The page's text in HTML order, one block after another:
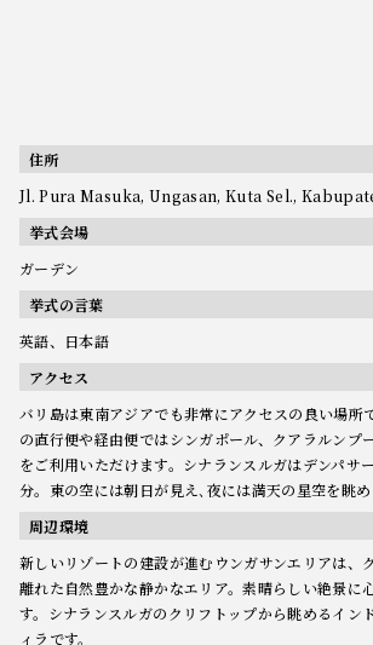
住所
Jl. Pura Masuka, Ungasan, Kuta Sel.,
挙式会場
ガーデン
挙式の言葉
英語、日本語
アクセス
バリ島は東南アジアでも非常にアクセスの良い場所
の直行便や経由便ではシンガポール、クアラルンプ
をご利用いただけます。シナランスルガはデンパサ
分。東の空には朝日が見え､夜には満天の星空を眺め
周辺環境
新しいリゾートの建設が進むウンガサンエリアは、
離れた自然豊かな静かなエリア。素晴らしい絶景に
す。シナランスルガのクリフトップから眺めるイン
ィラです。